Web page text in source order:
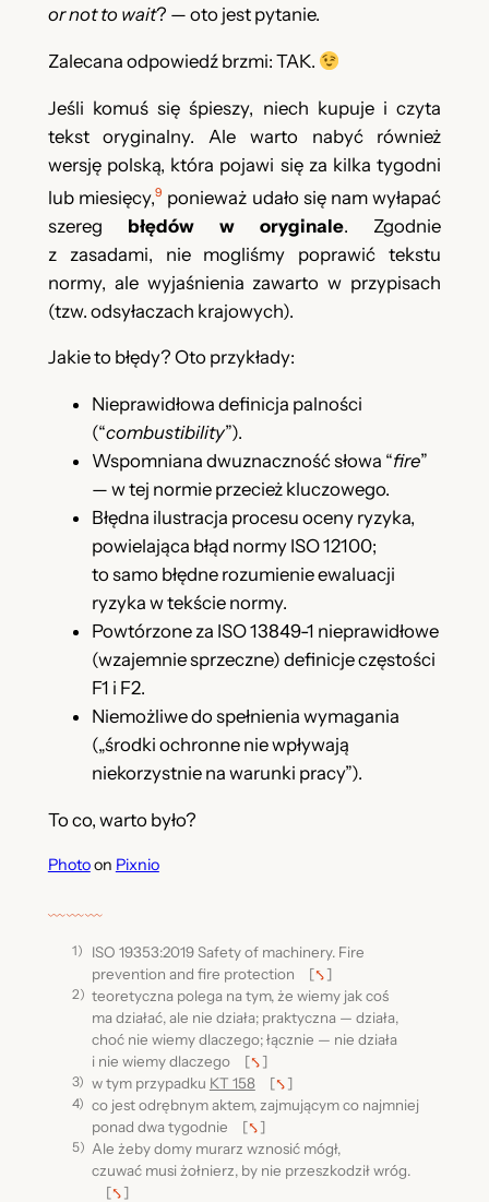
or not to wait? — oto jest pytanie.
Zalecana odpowiedź brzmi: TAK.
Jeśli komuś się śpieszy, niech kupuje i czyta
tekst oryginalny. Ale warto nabyć również
wersję polską, która pojawi się za kilka tygodni
lub miesięcy,9 ponieważ udało się nam wyłapać
szereg błędów w oryginale. Zgodnie
z zasadami, nie mogliśmy poprawić tekstu
normy, ale wyjaśnienia zawarto w przypisach
(tzw. odsyłaczach krajowych).
Jakie to błędy? Oto przykłady:
Nieprawidłowa definicja palności
(“combustibility”).
Wspomniana dwuznaczność słowa “fire”
— w tej normie przecież kluczowego.
Błędna ilustracja procesu oceny ryzyka,
powielająca błąd normy ISO 12100;
to samo błędne rozumienie ewaluacji
ryzyka w tekście normy.
Powtórzone za ISO 13849-1 nieprawidłowe
(wzajemnie sprzeczne) definicje częstości
F1 i F2.
Niemożliwe do spełnienia wymagania
(„środki ochronne nie wpływają
niekorzystnie na warunki pracy”).
To co, warto było?
Photoon Pixnio
﹏﹏﹏
ISO 19353:2019 Safety of machinery. Fire
prevention and fire protection
[⤣]
teoretyczna polega na tym, że wiemy jak coś
ma działać, ale nie działa; praktyczna — działa,
choć nie wiemy dlaczego; łącznie — nie działa
i nie wiemy dlaczego
[⤣]
w tym przypadku KT 158 [⤣]
co jest odrębnym aktem, zajmującym co najmniej
ponad dwa tygodnie
[⤣]
Ale żeby domy murarz wznosić mógł,
czuwać musi żołnierz, by nie przeszkodził wróg.
[⤣]